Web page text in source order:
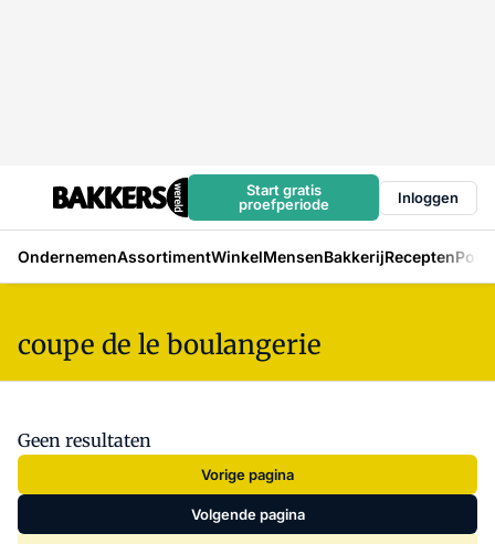
Start gratis
proefperiode
Inloggen
OndernemenAssortimentWinkelMensenBakkerijRecepten
coupe de le boulangerie
Geen resultaten
Vorige pagina
Volgende pagina